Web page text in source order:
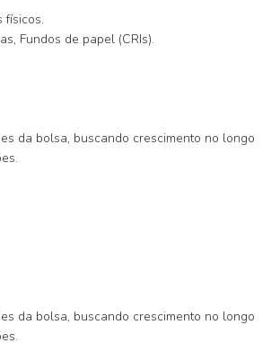
físicos.
Fundos de papel (CRIs).
da bolsa, buscando crescimento no longo
da bolsa, buscando crescimento no longo